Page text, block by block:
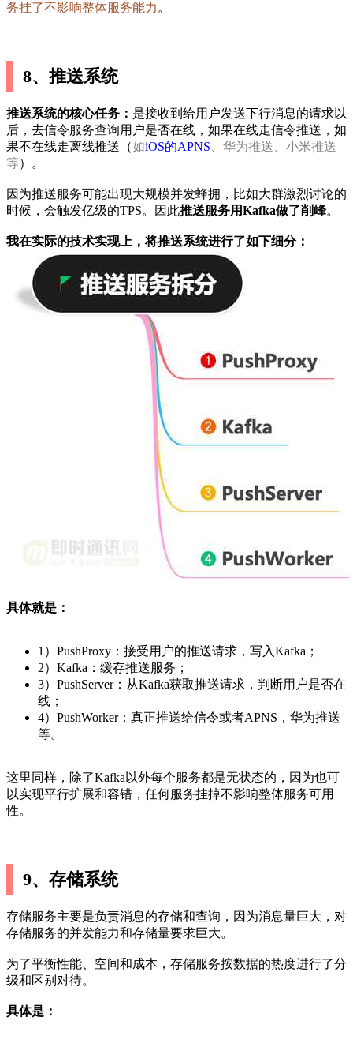
务挂了不影响整体服务能力。
8、推送系统
推送系统的核心任务： 是接收到给用户发送下行消息的请求以
后，去信令服务查询用户是否在线，如果在线走信令推送，如
果不在线走离线推送（如iOS的APNS、华为推送、小米推送
等）。
因为推送服务可能出现大规模并发蜂拥，比如大群激烈讨论的
时候，会触发亿级的TPS。因此推送服务用Kafka做了削峰。
我在实际的技术实现上，将推送系统进行了如下细分：
具体就是：
1）PushProxy：接受用户的推送请求，写入Kafka；
2）Kafka：缓存推送服务；
3）PushServer：从Kafka获取推送请求，判断用户是否在
线；
4）PushWorker：真正推送给信令或者APNS，华为推送
等。
这里同样，除了Kafka以外每个服务都是无状态的，因为也可
以实现平行扩展和容错，任何服务挂掉不影响整体服务可用
性。
9、存储系统
存储服务主要是负责消息的存储和查询，因为消息量巨大，对
存储服务的并发能力和存储量要求巨大。
为了平衡性能、空间和成本，存储服务按数据的热度进行了分
级和区别对待。
具体是：